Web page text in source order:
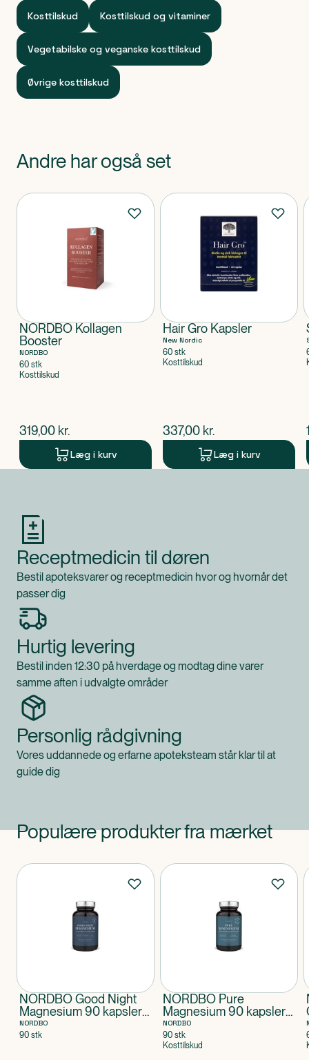
Kosttilskud Kosttilskud og vitaminer
Vegetabilske og veganske kosttilskud
Øvrige kosttilskud
Andre har også set
Produkter
NORDBO Kollagen
Booster
NORDBO
60 stk
Kosttilskud
$nuværende pris
319,00 kr.
Læg i kurv
Hair Gro Kapsler
New Nordic
60 stk
Kosttilskud
$nuværende pris
337,00 kr.
Læg i kurv
Receptmedicin til døren
Bestil apoteksvarer og receptmedicin hvor og hvornår det
passer dig
Hurtig levering
Bestil inden 12:30 på hverdage og modtag dine varer
samme aften i udvalgte områder
Personlig rådgivning
Vores uddannede og erfarne apoteksteam står klar til at
guide dig
Populære produkter fra mærket
Produkter
NORDBO Good Night
Magnesium 90 kapsler
VEGAN
NORDBO
90 stk
NORDBO Pure
Magnesium 90 kapsler
VEGAN
NORDBO
90 stk
Kosttilskud